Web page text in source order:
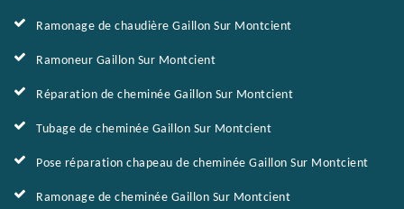
Ramonage de chaudière Gaillon Sur Montcient
Ramoneur Gaillon Sur Montcient
Réparation de cheminée Gaillon Sur Montcient
Tubage de cheminée Gaillon Sur Montcient
Pose réparation chapeau de cheminée Gaillon Sur Montcient
Ramonage de cheminée Gaillon Sur Montcient